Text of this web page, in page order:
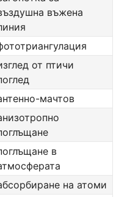
въжена
от птичи
мачтов
в
на атоми